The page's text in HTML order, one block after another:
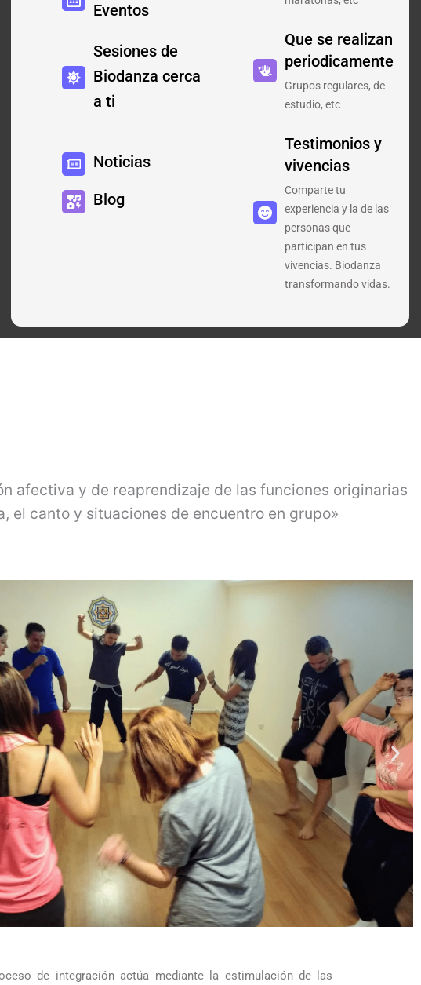
Eventos
Sesiones de
Biodanza cerca
a ti
Noticias
Blog
Que se realizan
periodicamente
Grupos regulares, de
estudio, etc
Testimonios y
vivencias
Comparte tu
experiencia y la de las
personas que
participan en tus
vivencias. Biodanza
transformando vidas.
afectiva y de reaprendizaje de las funciones originarias
el canto y situaciones de encuentro en grupo»
de integración actúa mediante la estimulación de las